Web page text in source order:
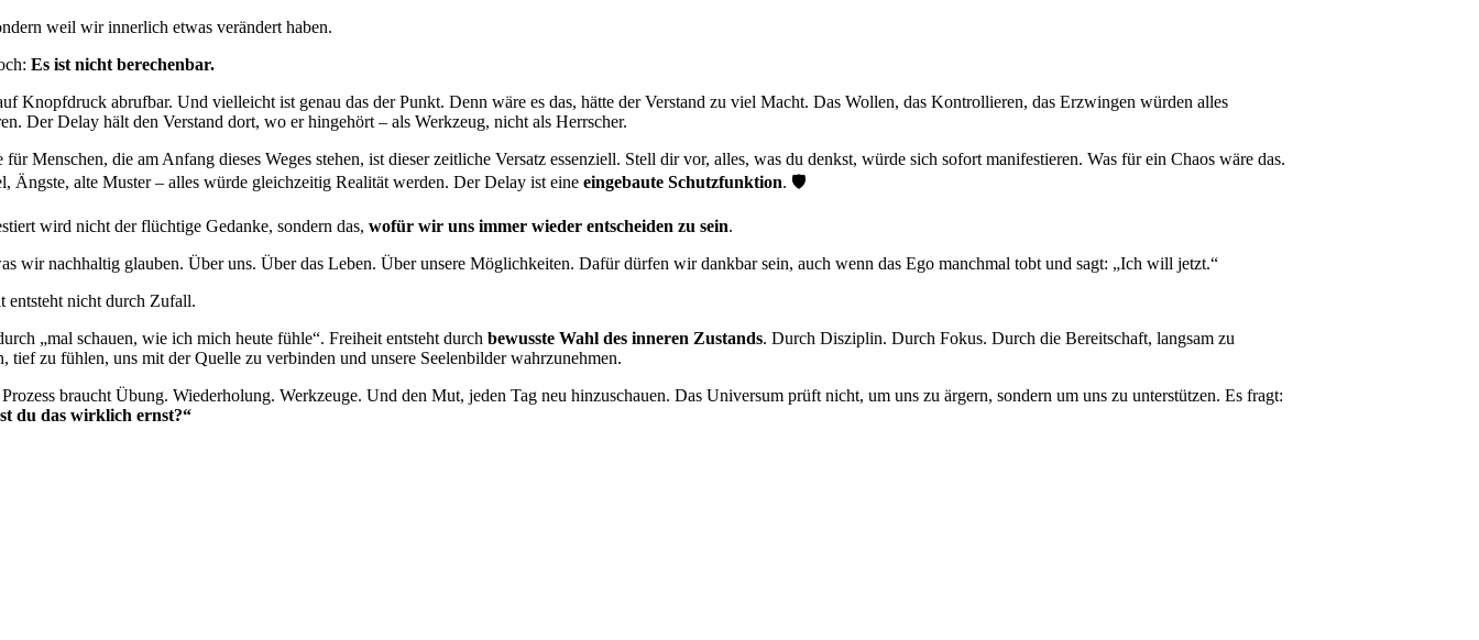
weil wir innerlich etwas verändert haben.
Es ist nicht berechenbar.
Knopfdruck abrufbar. Und vielleicht ist genau das der Punkt. Denn wäre es das, hätte der Verstand zu viel Macht. Das Wollen, das Kontrollieren, das Erzwingen würden alles
Der Delay hält den Verstand dort, wo er hingehört – als Werkzeug, nicht als Herrscher.
für Menschen, die am Anfang dieses Weges stehen, ist dieser zeitliche Versatz essenziell. Stell dir vor, alles, was du denkst, würde sich sofort manifestieren. Was für ein Chaos wäre das.
Ängste, alte Muster – alles würde gleichzeitig Realität werden. Der Delay ist eineeingebaute Schutzfunktion. 🛡️
wird nicht der flüchtige Gedanke, sondern das,wofür wir uns immer wieder entscheiden zu sein.
wir nachhaltig glauben. Über uns. Über das Leben. Über unsere Möglichkeiten. Dafür dürfen wir dankbar sein, auch wenn das Ego manchmal tobt und sagt: „Ich will jetzt.“
entsteht nicht durch Zufall.
„mal schauen, wie ich mich heute fühle“. Freiheit entsteht durchbewusste Wahl des inneren Zustands. Durch Disziplin. Durch Fokus. Durch die Bereitschaft, langsam zu
tief zu fühlen, uns mit der Quelle zu verbinden und unsere Seelenbilder wahrzunehmen.
braucht Übung. Wiederholung. Werkzeuge. Und den Mut, jeden Tag neu hinzuschauen. Das Universum prüft nicht, um uns zu ärgern, sondern um uns zu unterstützen. Es fragt:
du das wirklich ernst?“